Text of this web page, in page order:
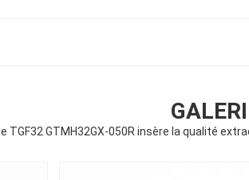
TGF32 GTMH32GX-050R insère la qualité